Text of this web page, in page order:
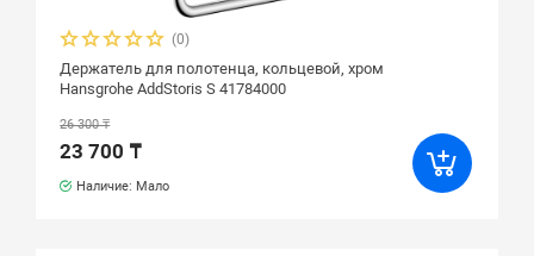
(0)
Держатель для полотенца, кольцевой, хром
Hansgrohe AddStoris S 41784000
26 300 ₸
23 700 ₸
Наличие: Мало